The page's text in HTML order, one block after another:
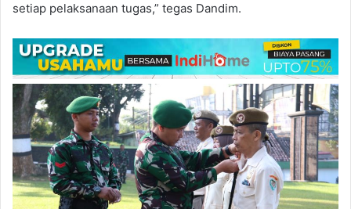
setiap pelaksanaan tugas,” tegas Dandim.